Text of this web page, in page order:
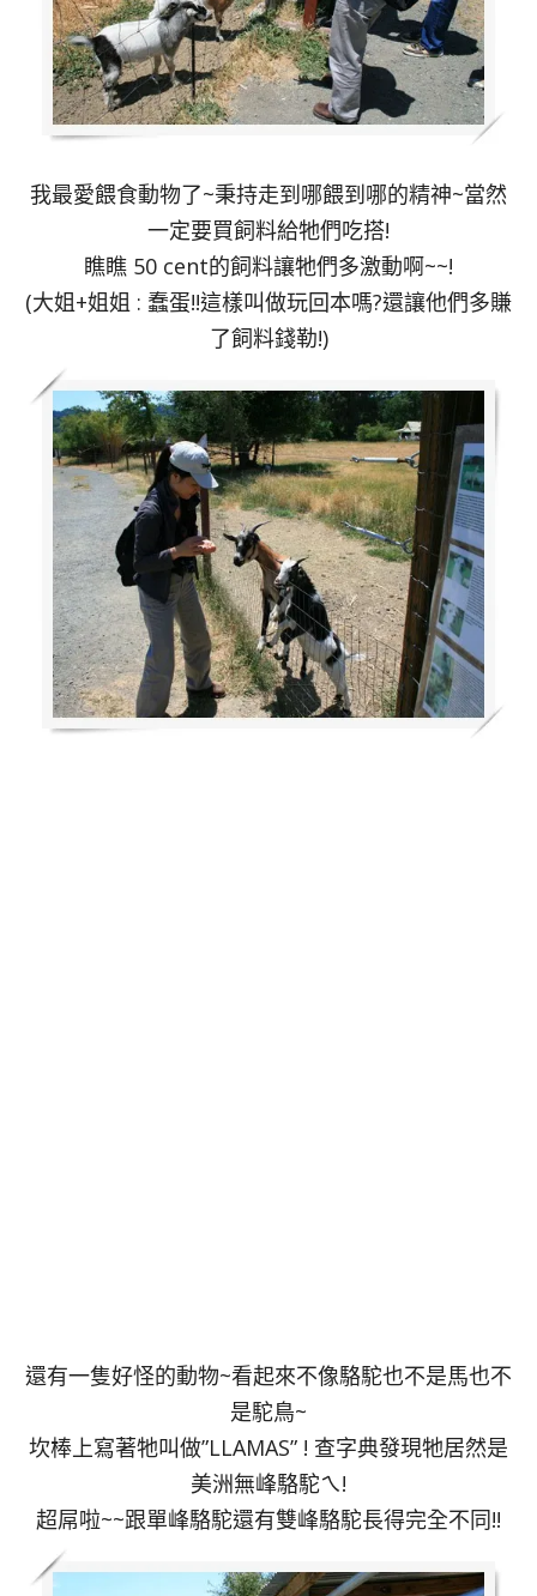
我最愛餵食動物了~秉持走到哪餵到哪的精神~當然
一定要買飼料給牠們吃搭!
瞧瞧 50 cent的飼料讓牠們多激動啊~~!
(大姐+姐姐 : 蠢蛋!!這樣叫做玩回本嗎?還讓他們多賺
了飼料錢勒!)
還有一隻好怪的動物~看起來不像駱駝也不是馬也不
是駝鳥~
坎棒上寫著牠叫做”LLAMAS” ! 查字典發現牠居然是
美洲無峰駱駝ㄟ!
超屌啦~~跟單峰駱駝還有雙峰駱駝長得完全不同!!